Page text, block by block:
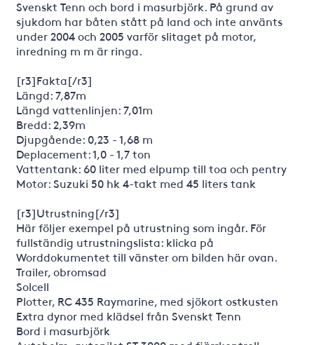
Svenskt Tenn och bord i masurbjörk. På grund av
sjukdom har båten stått på land och inte använts
under 2004 och 2005 varför slitaget på motor,
inredning m m är ringa.
[r3]Fakta[/r3]
Längd: 7,87m
Längd vattenlinjen: 7,01m
Bredd: 2,39m
Djupgående: 0,23 - 1,68 m
Deplacement: 1,0 - 1,7 ton
Vattentank: 60 liter med elpump till toa och pentry
Motor: Suzuki 50 hk 4-takt med 45 liters tank
[r3]Utrustning[/r3]
Här följer exempel på utrustning som ingår. För
fullständig utrustningslista: klicka på
Worddokumentet till vänster om bilden här ovan.
Trailer, obromsad
Solcell
Plotter, RC 435 Raymarine, med sjökort ostkusten
Extra dynor med klädsel från Svenskt Tenn
Bord i masurbjörk